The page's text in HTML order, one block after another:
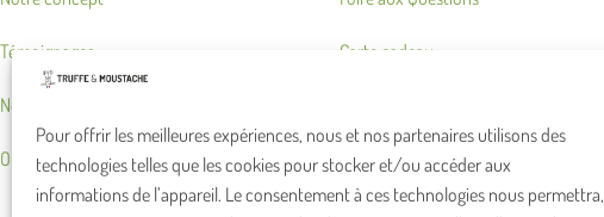
Pour offrir les meilleures expériences, nous et nos partenaires utilisons des
technologies telles que les cookies pour stocker et/ou accéder aux
informations de l’appareil. Le consentement à ces technologies nous permettra,
Témoignages
Notre boutique en ligne
Où nous trouver ?
Carte cadeau
Rétractation et retours